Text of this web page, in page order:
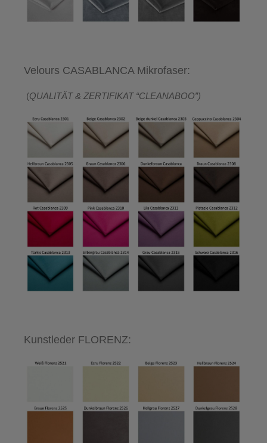
Velours CASABLANCA Mikrofaser:
(QUALITÄT & ZERTIFIKAT “CLEANABOO”)
Kunstleder FLORENZ: